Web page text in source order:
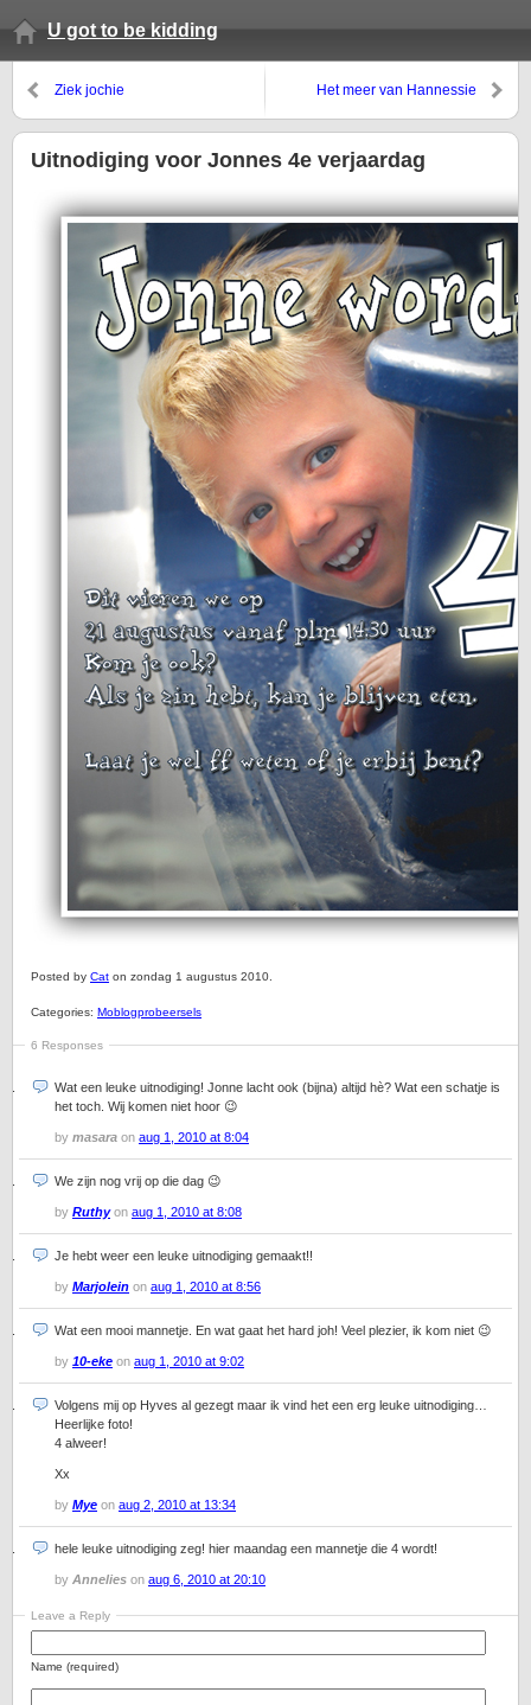
U got to be kidding
Ziek jochie Het meer van Hannessie
Uitnodiging voor Jonnes 4e verjaardag
Posted by Cat on zondag 1 augustus 2010.
Categories: Moblogprobeersels
6 Responses
Wat een leuke uitnodiging! Jonne lacht ook (bijna) altijd hè? Wat een schatje is
het toch. Wij komen niet hoor 😉
by masara on aug 1, 2010 at 8:04
We zijn nog vrij op die dag 😉
by Ruthyon aug 1, 2010 at 8:08
Je hebt weer een leuke uitnodiging gemaakt!!
by Marjolein on aug 1, 2010 at 8:56
Wat een mooi mannetje. En wat gaat het hard joh! Veel plezier, ik kom niet 😉
by 10-eke on aug 1, 2010 at 9:02
Volgens mij op Hyves al gezegt maar ik vind het een erg leuke uitnodiging…
Heerlijke foto!
4 alweer!
Xx
by Mye on aug 2, 2010 at 13:34
hele leuke uitnodiging zeg! hier maandag een mannetje die 4 wordt!
by Annelies on aug 6, 2010 at 20:10
Leave a Reply
Name (required)